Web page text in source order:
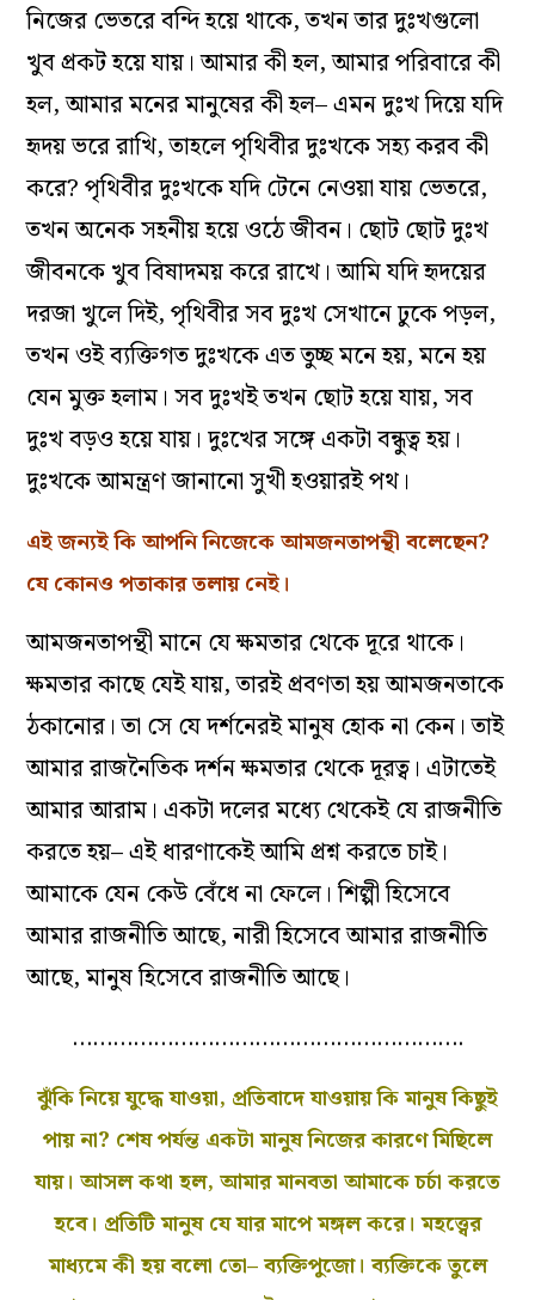
নিজের ভেতরে বন্দি হয়ে থাকে, তখন তার দুঃখগুলো
খুব প্রকট হয়ে যায়। আমার কী হল, আমার পরিবারে কী
হল, আমার মনের মানুষের কী হল– এমন দুঃখ দিয়ে যদি
হৃদয় ভরে রাখি, তাহলে পৃথিবীর দুঃখকে সহ্য করব কী
করে? পৃথিবীর দুঃখকে যদি টেনে নেওয়া যায় ভেতরে,
তখন অনেক সহনীয় হয়ে ওঠে জীবন। ছোট ছোট দুঃখ
জীবনকে খুব বিষাদময় করে রাখে। আমি যদি হৃদয়ের
দরজা খুলে দিই, পৃথিবীর সব দুঃখ সেখানে ঢুকে পড়ল,
তখন ওই ব্যক্তিগত দুঃখকে এত তুচ্ছ মনে হয়, মনে হয়
যেন মুক্ত হলাম। সব দুঃখই তখন ছোট হয়ে যায়, সব
দুঃখ বড়ও হয়ে যায়। দুঃখের সঙ্গে একটা বন্ধুত্ব হয়।
দুঃখকে আমন্ত্রণ জানানো সুখী হওয়ারই পথ।
এই জন্যই কি আপনি নিজেকে আমজনতাপন্থী বলেছেন?
যে কোনও পতাকার তলায় নেই।
আমজনতাপন্থী মানে যে ক্ষমতার থেকে দূরে থাকে।
ক্ষমতার কাছে যেই যায়, তারই প্রবণতা হয় আমজনতাকে
ঠকানোর। তা সে যে দর্শনেরই মানুষ হোক না কেন। তাই
আমার রাজনৈতিক দর্শন ক্ষমতার থেকে দূরত্ব। এটাতেই
আমার আরাম। একটা দলের মধ্যে থেকেই যে রাজনীতি
করতে হয়– এই ধারণাকেই আমি প্রশ্ন করতে চাই।
আমাকে যেন কেউ বেঁধে না ফেলে। শিল্পী হিসেবে
আমার রাজনীতি আছে, নারী হিসেবে আমার রাজনীতি
আছে, মানুষ হিসেবে রাজনীতি আছে।
………………………………………………….
ঝুঁকি নিয়ে যুদ্ধে যাওয়া, প্রতিবাদে যাওয়ায় কি মানুষ কিছুই
পায় না? শেষ পর্যন্ত একটা মানুষ নিজের কারণে মিছিলে
যায়। আসল কথা হল, আমার মানবতা আমাকে চর্চা করতে
হবে। প্রতিটি মানুষ যে যার মাপে মঙ্গল করে। মহত্ত্বের
মাধ্যমে কী হয় বলো তো– ব্যক্তিপুজো। ব্যক্তিকে তুলে